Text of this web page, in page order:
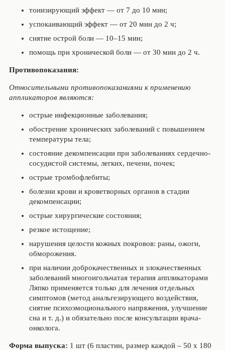
тонизирующий эффект — от 7 до 10 мин;
успокаивающий эффект — от 20 мин до 2 ч;
снятие острой боли — 10–15 мин;
помощь при хронической боли — от 30 мин до 2 ч.
Противопоказания:
Относительными противопоказаниями к применению
аппликаторов являются:
острые инфекционные заболевания;
обострение хронических заболеваний с повышением
температуры тела;
состояние декомпенсации при заболеваниях сердечно-
сосудистой системы, легких, печени, почек;
острые тромбофлебиты;
болезни крови и кроветворных органов в стадии
декомпенсации;
острые хирургические состояния;
резкое истощение;
нарушения целости кожных покровов: раны, ожоги,
обморожения.
при наличии доброкачественных и злокачественных
заболеваний многоигольчатая терапия аппликаторами
Ляпко применяется только для лечения отдельных
симптомов (метод анальгезирующего воздействия,
снятие психоэмоционального напряжения, улучшение
сна и т. д.) и обязательно после консультации врача-
онколога.
Форма выпуска: 1 шт (6 пластин, размер каждой – 50 х 180